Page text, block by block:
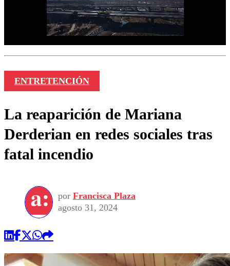
ENTRETENCIÓN
La reaparición de Mariana
Derderian en redes sociales tras
fatal incendio
por Francisca Plaza
agosto 31, 2024